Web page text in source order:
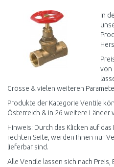
Vergleichen
In
von
Grösse & vielen weiteren
Produkte der Kategorie Ventile
Österreich & in 26 weitere Länder
Hinweis: Durch das Klicken auf
rechten Seite, werden Ihnen nur
lieferbar sind.
Alle Ventile lassen sich nach